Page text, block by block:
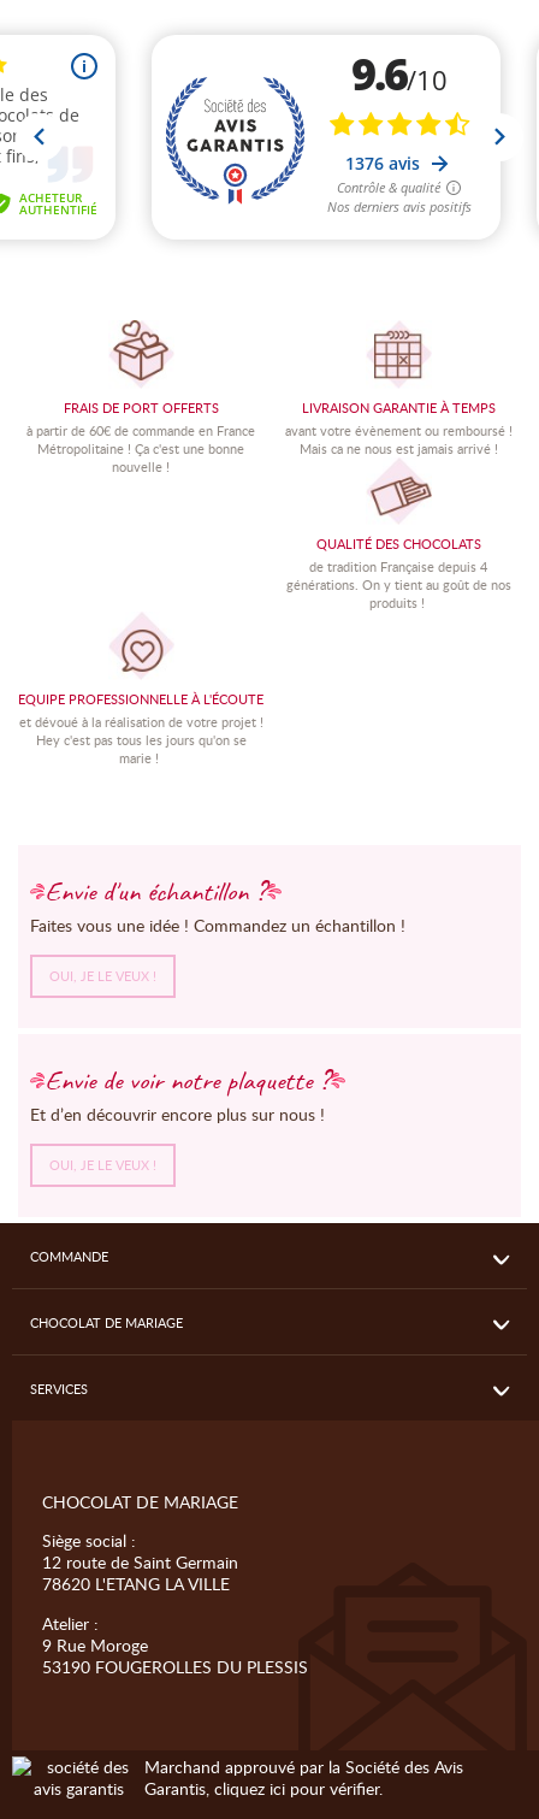
FRAIS DE PORT OFFERTS
à partir de 60€ de commande en France
Métropolitaine ! Ça c'est une bonne
nouvelle !
LIVRAISON GARANTIE À TEMPS
avant votre évènement ou remboursé !
Mais ca ne nous est jamais arrivé !
QUALITÉ DES CHOCOLATS
de tradition Française depuis 4
générations. On y tient au goût de nos
produits !
EQUIPE PROFESSIONNELLE À L'ÉCOUTE
et dévoué à la réalisation de votre projet !
Hey c'est pas tous les jours qu'on se
marie !
Envie d'un échantillon ?
Faites vous une idée ! Commandez un échantillon !
OUI, JE LE VEUX !
Envie de voir notre plaquette ?
Et d’en découvrir encore plus sur nous !
OUI, JE LE VEUX !
COMMANDE
CHOCOLAT DE MARIAGE
SERVICES
CHOCOLAT DE MARIAGE
Siège social :
12 route de Saint Germain
78620 L'ETANG LA VILLE
Atelier :
9 Rue Moroge
53190 FOUGEROLLES DU PLESSIS
Marchand approuvé par la Société des Avis
Garantis, cliquez ici pour vérifier.